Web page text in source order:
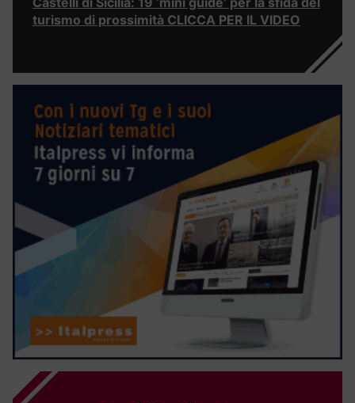
turismo di prossimità CLICCA PER IL VIDEO